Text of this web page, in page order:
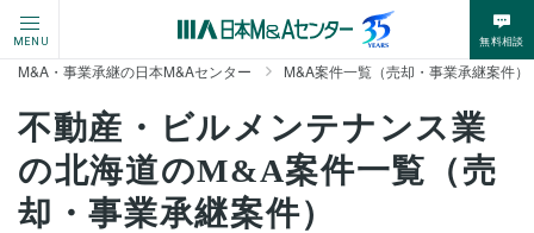
MENU 無料相談
M&A・事業承継の日本M&Aセンター M&A案件一覧（売却・事業承継案件）
不動産・ビルメンテナンス業
の北海道のM&A案件一覧（売
却・事業承継案件）